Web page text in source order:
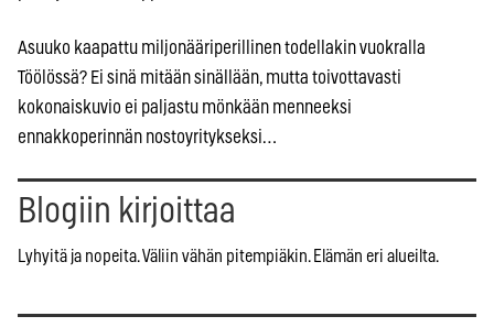
Asuuko kaapattu miljonääriperillinen todellakin vuokralla
Töölössä? Ei sinä mitään sinällään, mutta toivottavasti
kokonaiskuvio ei paljastu mönkään menneeksi
ennakkoperinnän nostoyritykseksi…
Blogiin kirjoittaa
Lyhyitä ja nopeita. Väliin vähän pitempiäkin. Elämän eri alueilta.